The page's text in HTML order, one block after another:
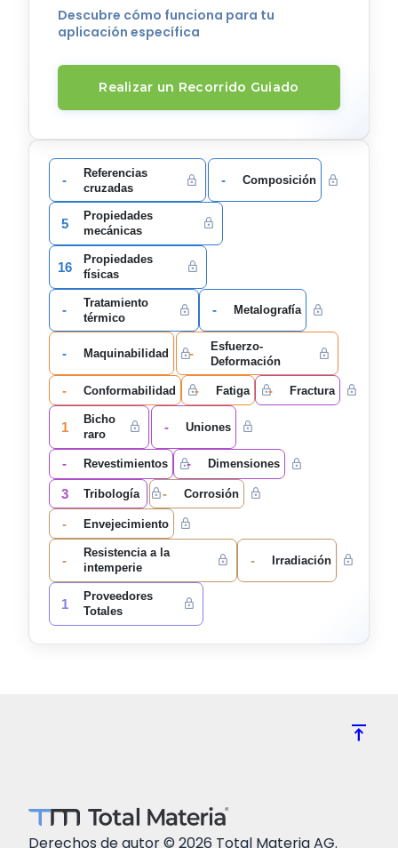
Descubre cómo funciona para tu
aplicación específica
Realizar un Recorrido Guiado
-
Referencias
cruzadas
- Composición
5
Propiedades
mecánicas
16
Propiedades
físicas
-
Tratamiento
térmico
- Metalografía
- Maquinabilidad -
Esfuerzo-
Deformación
- Conformabilidad - Fatiga - Fractura
1
Bicho
raro
- Uniones
- Revestimientos - Dimensiones
3 Tribología - Corrosión
- Envejecimiento
-
Resistencia a la
intemperie
- Irradiación
1
Proveedores
Totales
vertical_align_top
Derechos de autor © 2026 Total Materia AG.